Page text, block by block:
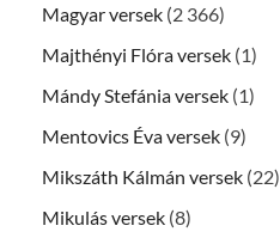
Magyar versek (2 366)
Majthényi Flóra versek (1)
Mándy Stefánia versek (1)
Mentovics Éva versek (9)
Mikszáth Kálmán versek (22)
Mikulás versek (8)